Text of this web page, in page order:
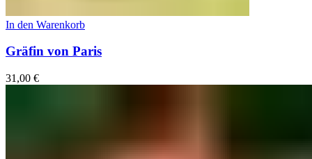
In den Warenkorb
Gräfin von Paris
31,00 €